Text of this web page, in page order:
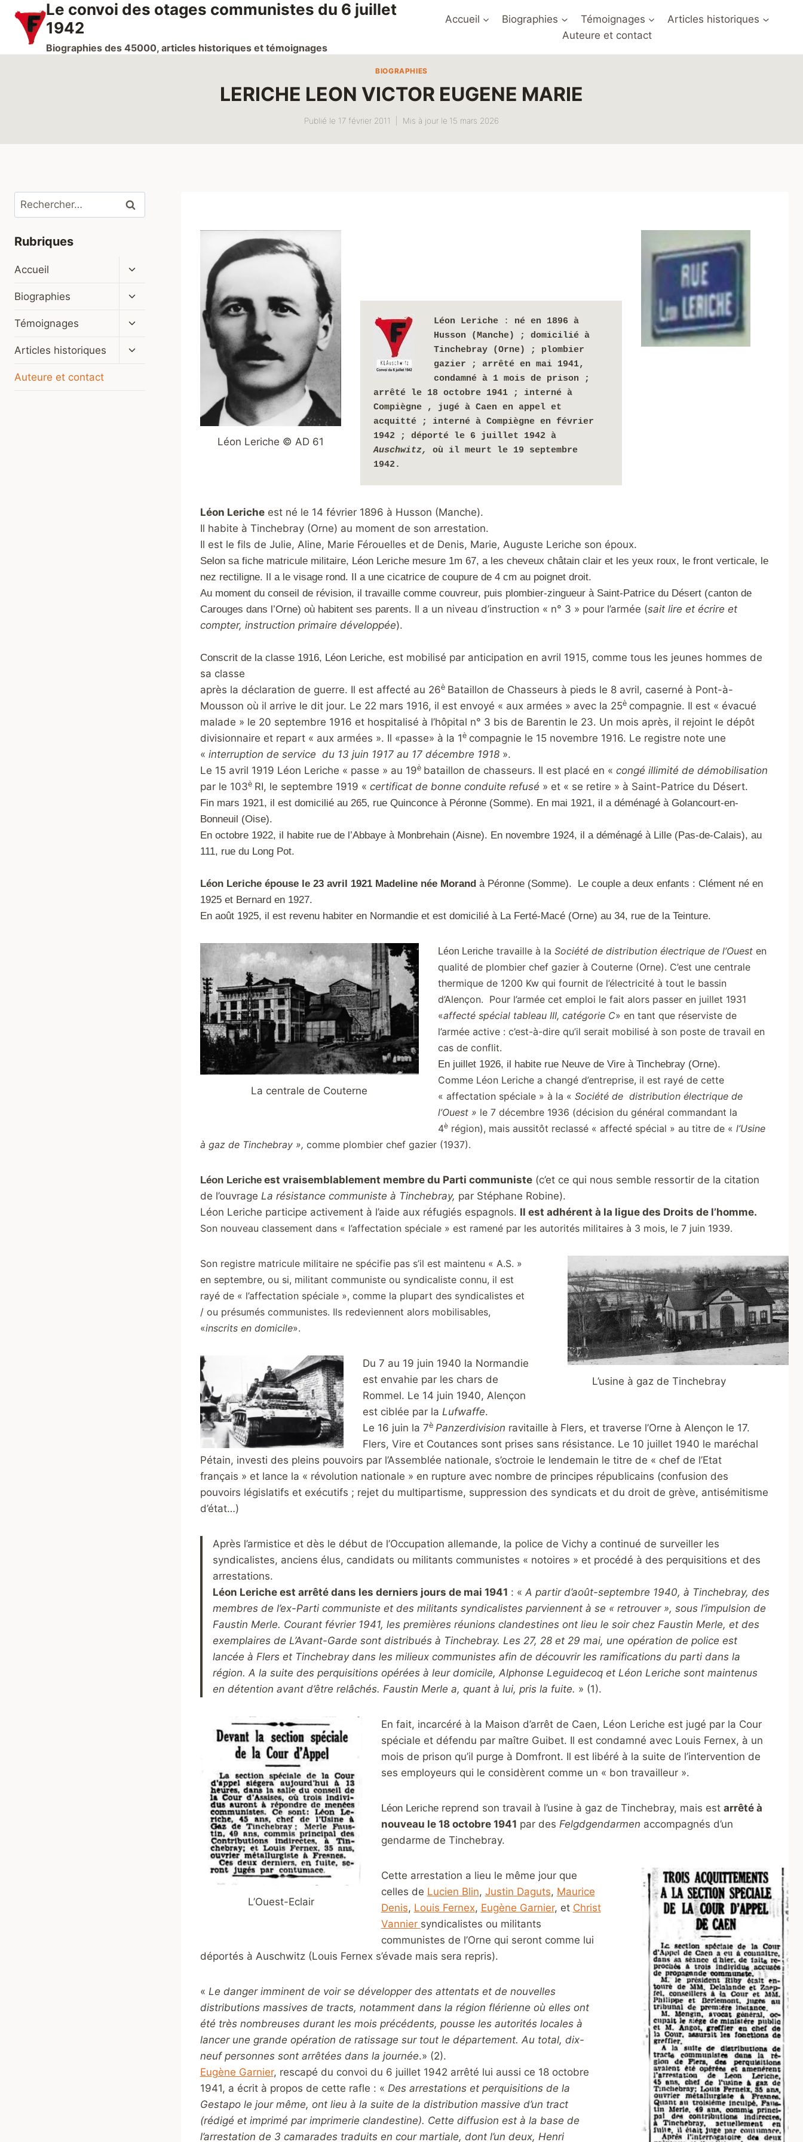
contenu
Le convoi des otages communistes du 6 juillet
1942
Biographies des 45000, articles historiques et témoignages
Accueil Biographies Témoignages
Articles historiques
Auteure et contact
BIOGRAPHIES
LERICHE LEON VICTOR EUGENE MARIE
Publié le 17 février 2011 Mis à jour le 15 mars 2026
Léon Leriche © AD 61
Léon Leriche : né en 1896 à
Husson (Manche) ; domicilié à
Tinchebray (Orne) ; plombier
gazier ; arrêté en mai 1941,
condamné à 1 mois de prison ;
arrêté le 18 octobre 1941 ; interné à
Compiègne , jugé à Caen en appel et
acquitté ; interné à Compiègne en février
Auschwitz, où il meurt le 19 septembre
1942.
Léon Lericheest né le 14 février 1896 à Husson (Manche).
Il habite à Tinchebray (Orne) au moment de son arrestation.
Il est le fils de Julie, Aline, Marie Férouelles et de Denis, Marie, Auguste Leriche son époux.
Selon sa fiche matricule militaire, Léon Leriche mesure 1m 67, a les cheveux châtain clair et les yeux roux, le front verticale, le
nez rectiligne. Il a le visage rond. Il a une cicatrice de coupure de 4 cm au poignet droit.
Au moment du conseil de révision, il travaille comme couvreur, puis plombier-zingueur à Saint-Patrice du Désert (canton de
Carouges dans l’Orne) où habitent ses parents. Il a un niveau d’instruction « n° 3 » pour l’armée (sait lire et écrire et
compter, instruction primaire développée).
Conscrit de la classe 1916, Léon Leriche, est mobilisé par anticipation en avril 1915, comme tous les jeunes hommes de
sa classe
après la déclaration de guerre. Il est affecté au 26è Bataillon de Chasseurs à pieds le 8 avril, caserné à Pont-à-
Mousson où il arrive le dit jour. Le 22 mars 1916, il est envoyé « aux armées » avec la 25è compagnie. Il est « évacué
malade » le 20 septembre 1916 et hospitalisé à l’hôpital n° 3 bis de Barentin le 23. Un mois après, il rejoint le dépôt
divisionnaire et repart « aux armées ». Il «passe» à la 1è compagnie le 15 novembre 1916. Le registre note une
« interruption de service du 13 juin 1917 au 17 décembre 1918».
Le 15 avril 1919 Léon Leriche « passe » au 19è bataillon de chasseurs. Il est placé en « congé illimité de démobilisation
par le 103è RI, le septembre 1919 « certificat de bonne conduite refusé » et « se retire » à Saint-Patrice du Désert.
Fin mars 1921, il est domicilié au 265, rue Quinconce à Péronne (Somme). En mai 1921, il a déménagé à Golancourt-en-
Bonneuil (Oise).
En octobre 1922, il habite rue de l’Abbaye à Monbrehain (Aisne). En novembre 1924, il a déménagé à Lille (Pas-de-Calais), au
111, rue du Long Pot.
Léon Leriche épouse le 23 avril 1921 Madeline née Morand à Péronne (Somme). Le couple a deux enfants : Clément né en
1925 et Bernard en 1927.
En août 1925, il est revenu habiter en Normandie et est domicilié à La Ferté-Macé (Orne) au 34, rue de la Teinture.
La centrale de Couterne
Léon Lerichetravaille à la Société de distribution électrique de l’Ouesten
qualité de plombier chef gazier à Couterne (Orne). C’est une centrale
thermique de 1200 Kw qui fournit de l’électricité à tout le bassin
d’Alençon. Pour l’armée cet emploi le fait alors passer en juillet 1931
«affecté spécial tableau III, catégorie C» en tant que réserviste de
l’armée active : c’est-à-dire qu’il serait mobilisé à son poste de travail en
cas de conflit.
En juillet 1926, il habite rue Neuve de Vire à Tinchebray (Orne).
Comme Léon Leriche a changé d’entreprise, il est rayé de cette
« affectation spéciale » à la « Société de distribution électrique de
l’Ouest » le 7 décembre 1936 (décision du général commandant la
4èrégion), mais aussitôt reclassé « affecté spécial » au titre de « l’Usine
à gaz de Tinchebray », comme plombier chef gazier (1937).
Léon Lericheest vraisemblablement membre du Parti communiste(c’et ce qui nous semble ressortir de la citation
de l’ouvrage La résistance communiste à Tinchebray, par Stéphane Robine).
Léon Leriche participe activement à l’aide aux réfugiés espagnols. Il est adhérent à la ligue des Droits de l’homme.
Son nouveau classement dans « l’affectation spéciale » est ramené par les autorités militaires à 3 mois, le 7 juin 1939.
L’usine à gaz de Tinchebray
Son registre matricule militaire ne spécifie pas s’il est maintenu « A.S. »
en septembre, ou si, militant communiste ou syndicaliste connu, il est
rayé de « l’affectation spéciale », comme la plupart des syndicalistes et
/ ou présumés communistes. Ils redeviennent alors mobilisables,
«inscrits en domicile».
Du 7 au 19 juin 1940 la Normandie
est envahie par les chars de
Rommel. Le 14 juin 1940, Alençon
est ciblée par la Lufwaffe.
Le 16 juin la 7è Panzerdivision ravitaille à Flers, et traverse l’Orne à Alençon le 17.
Flers, Vire et Coutances sont prises sans résistance. Le 10 juillet 1940 le maréchal
Pétain, investi des pleins pouvoirs par l’Assemblée nationale, s’octroie le lendemain le titre de « chef de l’Etat
français » et lance la « révolution nationale » en rupture avec nombre de principes républicains (confusion des
pouvoirs législatifs et exécutifs ; rejet du multipartisme, suppression des syndicats et du droit de grève, antisémitisme
d’état…)
Après l’armistice et dès le début de l’Occupation allemande, la police de Vichy a continué de surveiller les
syndicalistes, anciens élus, candidats ou militants communistes « notoires » et procédé à des perquisitions et des
arrestations.
Léon Leriche est arrêté dans les derniers jours de mai 1941 : « A partir d’août-septembre 1940, à Tinchebray, des
membres de l’ex-Parti communiste et des militants syndicalistes parviennent à se « retrouver », sous l’impulsion de
Faustin Merle. Courant février 1941, les premières réunions clandestines ont lieu le soir chez Faustin Merle, et des
exemplaires de L’Avant-Garde sont distribués à Tinchebray. Les 27, 28 et 29 mai, une opération de police est
lancée à Flers et Tinchebray dans les milieux communistes afin de découvrir les ramifications du parti dans la
région. A la suite des perquisitions opérées à leur domicile, Alphonse Leguidecoq et Léon Leriche sont maintenus
en détention avant d’être relâchés. Faustin Merle a, quant à lui, pris la fuite. » (1).
L’Ouest-Eclair
En fait, incarcéré à la Maison d’arrêt de Caen, Léon Leriche est jugé par la Cour
spéciale et défendu par maître Guibet. Il est condamné avec Louis Fernex, à un
mois de prison qu’il purge à Domfront. Il est libéré à la suite de l’intervention de
ses employeurs qui le considèrent comme un « bon travailleur ».
Léon Lerichereprend son travail à l’usine à gaz de Tinchebray, mais est arrêté à
nouveau le 18 octobre 1941 par des Felgdgendarmen accompagnés d’un
gendarme de Tinchebray.
Cette arrestation a lieu le même jour que
celles de Lucien Blin, Justin Daguts, Maurice
Denis, Louis Fernex, Eugène Garnier, et Christ
Vannier syndicalistes ou militants
communistes de l’Orne qui seront comme lui
déportés à Auschwitz (Louis Fernex s’évade mais sera repris).
« Le danger imminent de voir se développer des attentats et de nouvelles
distributions massives de tracts, notamment dans la région flérienne où elles ont
été très nombreuses durant les mois précédents, pousse les autorités locales à
lancer une grande opération de ratissage sur tout le département. Au total, dix-
neuf personnes sont arrêtées dans la journée.» (2).
Eugène Garnier, rescapé du convoi du 6 juillet 1942 arrêté lui aussi ce 18 octobre
1941, a écrit à propos de cette rafle : « Des arrestations et perquisitions de la
Gestapo le jour même, ont lieu à la suite de la distribution massive d’un tract
(rédigé et imprimé par imprimerie clandestine). Cette diffusion est à la base de
l’arrestation de 3 camarades traduits en cour martiale, dont l’un deux, Henri
Rechercher :
Rubriques
Accueil
Ouvrir/fermer
menu
Biographies
Ouvrir/fermer
menu
Témoignages
Ouvrir/fermer
menu
Articles historiques
Ouvrir/fermer
Auteure et contact